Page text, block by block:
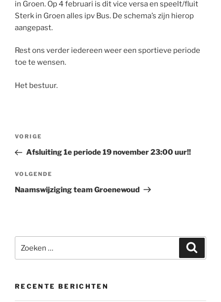
in Groen. Op 4 februari is dit vice versa en speelt/fluit
Sterk in Groen alles ipv Bus. De schema’s zijn hierop
aangepast.
Rest ons verder iedereen weer een sportieve periode
toe te wensen.
Het bestuur.
Bericht
Vorig
bericht
VORIGE
Afsluiting 1e periode 19 november 23:00 uur!!
Volgend
bericht
VOLGENDE
Naamswijziging team Groenewoud
naar:
RECENTE BERICHTEN